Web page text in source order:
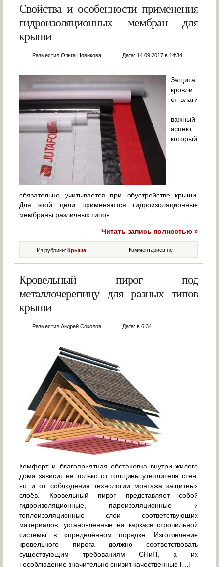
Свойства и особенности применения
гидроизоляционных мембран для
крыши
Разместил Ольга Новикова Дата: 14.09.2017 в 14:34
Защита
кровли
от влаги
—
важный
аспект,
который
обязательно учитывается при обустройстве крыши.
Для этой цели применяются гидроизоляционные
мембраны различных типов.
Читать запись полностью »
Комментариев нет
Из рубрики:Крыша
Кровельный пирог под
металлочерепицу для разных типов
крыши
Разместил Андрей Соколов Дата: в 6:34
Комфорт и благоприятная обстановка внутри жилого
дома зависит не только от толщины утеплителя стен,
но и от соблюдения технологии монтажа защитных
слоёв. Кровельный пирог представляет собой
гидроизоляционные, пароизоляционные и
теплоизоляционные слои соответствующих
материалов, установленные на каркасе стропильной
системы в определённом порядке. Изготовление
кровельного пирога должно соответствовать
существующим требованиям СНиП, а их
несоблюдение значительно снизит качественные […]